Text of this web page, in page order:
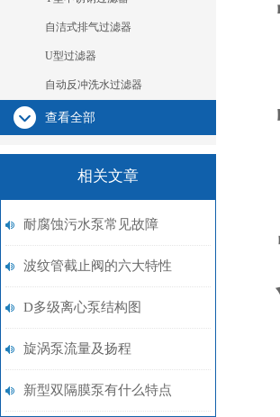
自洁式排气过滤器
U型过滤器
自动反冲洗水过滤器
查看全部
相关文章
耐腐蚀污水泵常见故障
波纹管截止阀的六大特性
D多级离心泵结构图
旋涡泵流量及扬程
新型双隔膜泵有什么特点